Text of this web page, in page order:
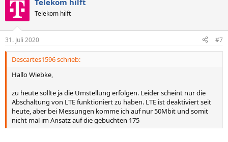
Telekom hilft
Telekom hilft
31. Juli 2020 #7
Descartes1596 schrieb:
Hallo Wiebke,
zu heute sollte ja die Umstellung erfolgen. Leider scheint nur die
Abschaltung von LTE funktioniert zu haben. LTE ist deaktiviert seit
heute, aber bei Messungen komme ich auf nur 50Mbit und somit
nicht mal im Ansatz auf die gebuchten 175